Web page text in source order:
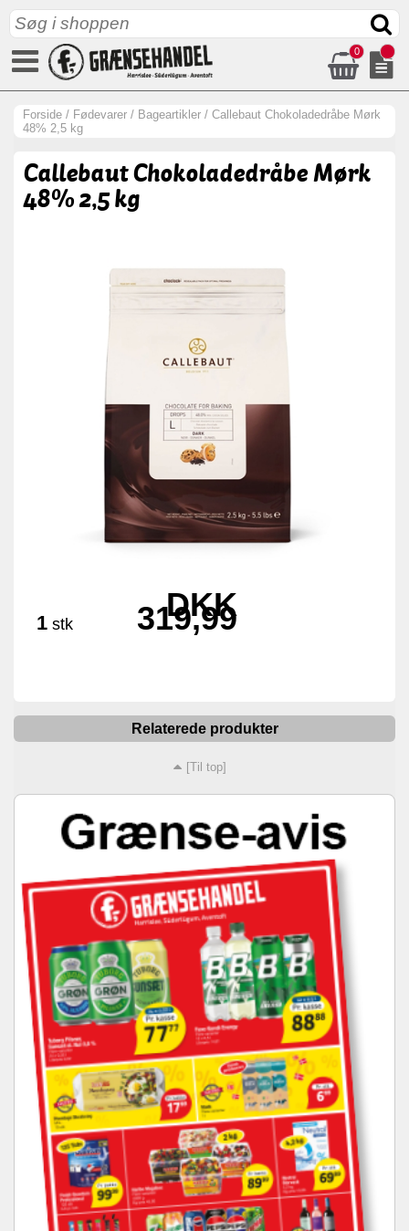
0
Forside / Fødevarer / Bageartikler / Callebaut Chokoladedråbe Mørk
48% 2,5 kg
Callebaut Chokoladedråbe Mørk
48% 2,5 kg
1 stk
DKK
319,99
Relaterede produkter
[Til top]